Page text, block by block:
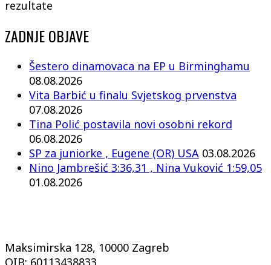
rezultate
ZADNJE OBJAVE
Šestero dinamovaca na EP u Birminghamu
08.08.2026
Vita Barbić u finalu Svjetskog prvenstva
07.08.2026
Tina Polić postavila novi osobni rekord
06.08.2026
SP za juniorke , Eugene (OR) USA 03.08.2026
Nino Jambrešić 3:36,31 , Nina Vuković 1:59,05
01.08.2026
Maksimirska 128, 10000 Zagreb
OIB: 60113438833